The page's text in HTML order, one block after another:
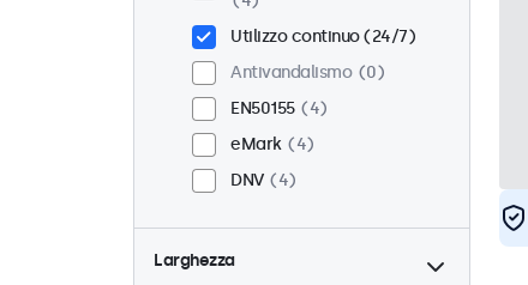
Utilizzo continuo (24/7)
Antivandalismo
0
EN50155
4
eMark
4
DNV
4
Larghezza